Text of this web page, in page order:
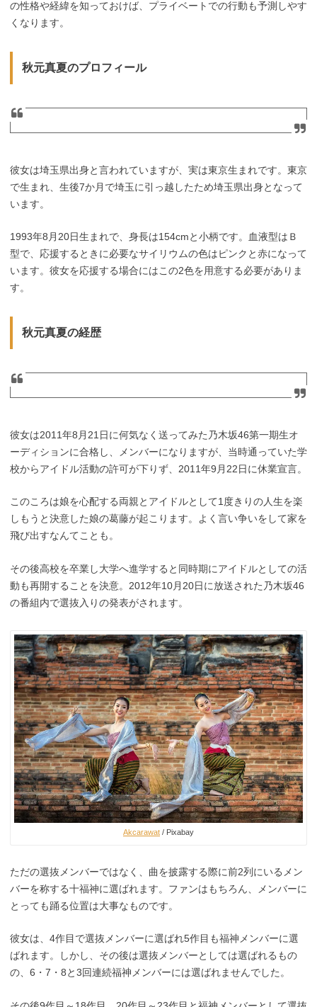
の性格や経緯を知っておけば、プライベートでの行動も予測しやす
くなります。
秋元真夏のプロフィール
彼女は埼玉県出身と言われていますが、実は東京生まれです。東京
で生まれ、生後7か月で埼玉に引っ越したため埼玉県出身となって
います。
1993年8月20日生まれで、身長は154cmと小柄です。血液型はＢ
型で、応援するときに必要なサイリウムの色はピンクと赤になって
います。彼女を応援する場合にはこの2色を用意する必要がありま
す。
秋元真夏の経歴
彼女は2011年8月21日に何気なく送ってみた乃木坂46第一期生オ
ーディションに合格し、メンバーになりますが、当時通っていた学
校からアイドル活動の許可が下りず、2011年9月22日に休業宣言。
このころは娘を心配する両親とアイドルとして1度きりの人生を楽
しもうと決意した娘の葛藤が起こります。よく言い争いをして家を
飛び出すなんてことも。
その後高校を卒業し大学へ進学すると同時期にアイドルとしての活
動も再開することを決意。2012年10月20日に放送された乃木坂46
の番組内で選抜入りの発表がされます。
Akcarawat / Pixabay
ただの選抜メンバーではなく、曲を披露する際に前2列にいるメン
バーを称する十福神に選ばれます。ファンはもちろん、メンバーに
とっても踊る位置は大事なものです。
彼女は、4作目で選抜メンバーに選ばれ5作目も福神メンバーに選
ばれます。しかし、その後は選抜メンバーとしては選ばれるもの
の、6・7・8と3回連続福神メンバーには選ばれませんでした。